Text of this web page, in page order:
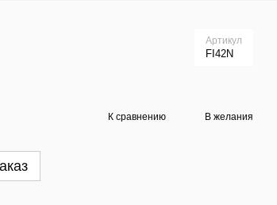
Артикул
FI42N
К сравнению В желания